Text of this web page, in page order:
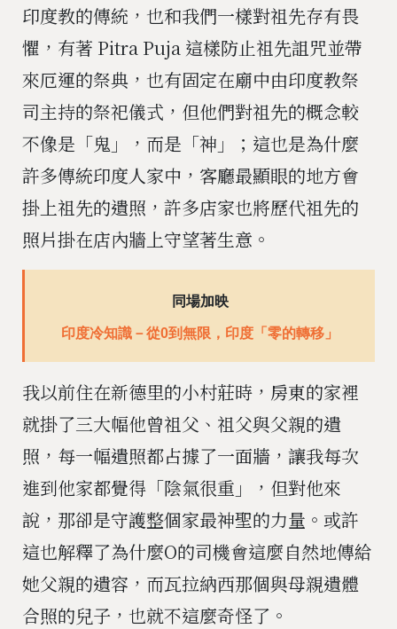
印度教的傳統，也和我們一樣對祖先存有畏
懼，有著 Pitra Puja 這樣防止祖先詛咒並帶
來厄運的祭典，也有固定在廟中由印度教祭
司主持的祭祀儀式，但他們對祖先的概念較
不像是「鬼」，而是「神」；這也是為什麼
許多傳統印度人家中，客廳最顯眼的地方會
掛上祖先的遺照，許多店家也將歷代祖先的
照片掛在店內牆上守望著生意。
同場加映
印度冷知識－從0到無限，印度「零的轉移」
我以前住在新德里的小村莊時，房東的家裡
就掛了三大幅他曾祖父、祖父與父親的遺
照，每一幅遺照都占據了一面牆，讓我每次
進到他家都覺得「陰氣很重」，但對他來
說，那卻是守護整個家最神聖的力量。或許
這也解釋了為什麼O的司機會這麼自然地傳給
她父親的遺容，而瓦拉納西那個與母親遺體
合照的兒子，也就不這麼奇怪了。